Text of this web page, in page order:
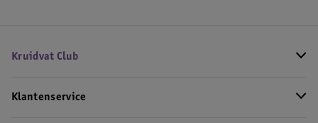
Kruidvat Club
Klantenservice